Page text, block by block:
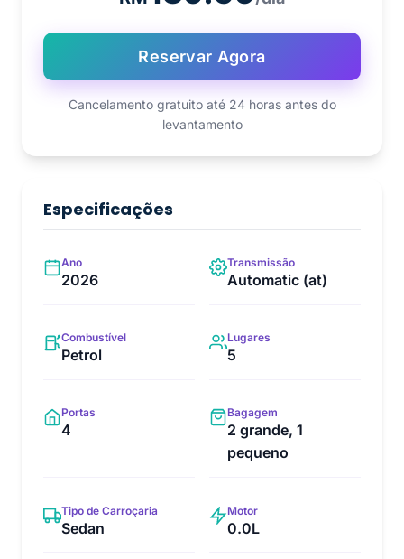
Reservar Agora
Cancelamento gratuito até 24 horas antes do
levantamento
Especificações
Ano
2026
Transmissão
Automatic (at)
Combustível
Petrol
Lugares
5
Portas
4
Bagagem
2 grande, 1
pequeno
Tipo de Carroçaria
Sedan
Motor
0.0L